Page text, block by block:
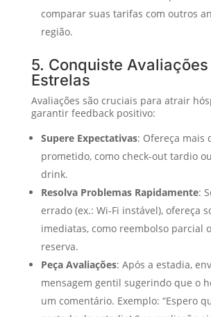
comparar suas tarifas com outros
região.
5. Conquiste Avaliações
Estrelas
Avaliações são cruciais para atrair
garantir feedback positivo:
Supere Expectativas: Ofereça mais
prometido, como check-out tardio
drink.
Resolva Problemas Rapidamente:
errado (ex.: Wi-Fi instável), ofereça
imediatas, como reembolso parcial
reserva.
Peça Avaliações: Após a estadia,
mensagem gentil sugerindo que o
um comentário. Exemplo: “Espero